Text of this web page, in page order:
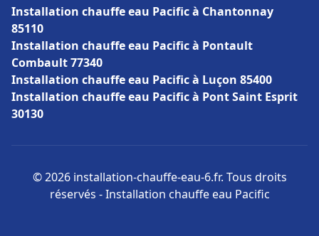
Installation chauffe eau Pacific à Chantonnay
85110
Installation chauffe eau Pacific à Pontault
Combault 77340
Installation chauffe eau Pacific à Luçon 85400
Installation chauffe eau Pacific à Pont Saint Esprit
30130
© 2026 installation-chauffe-eau-6.fr. Tous droits
réservés - Installation chauffe eau Pacific